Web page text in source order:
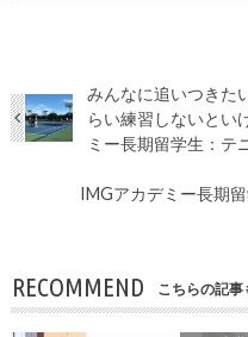
みんなに追いつきた
らい練習しないとい
ミー長期留学生：テ
IMGアカデミー長期
RECOMMEND こちらの記事